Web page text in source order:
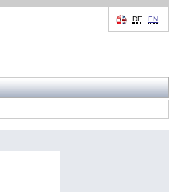
DE EN